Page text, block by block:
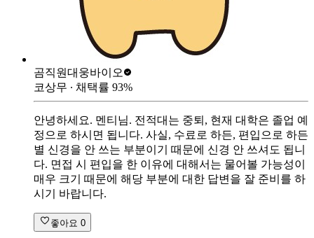
곰직원대웅바이오
코상무 ∙ 채택률 93%
안녕하세요. 멘티님. 전적대는 중퇴, 현재 대학은 졸업 예
정으로 하시면 됩니다. 사실, 수료로 하든, 편입으로 하든
별 신경을 안 쓰는 부분이기 때문에 신경 안 쓰셔도 됩니
다. 면접 시 편입을 한 이유에 대해서는 물어볼 가능성이
매우 크기 때문에 해당 부분에 대한 답변을 잘 준비를 하
시기 바랍니다.
좋아요 0